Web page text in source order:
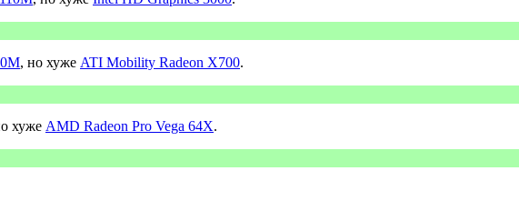
, но хуже ATI Mobility Radeon X700.
хуже AMD Radeon Pro Vega 64X.